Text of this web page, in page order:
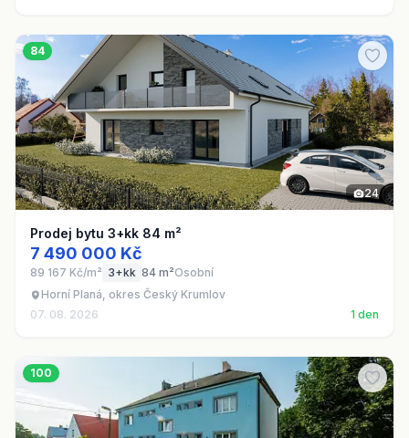
84
24
Prodej bytu 3+kk 84 m²
7 490 000 Kč
89 167 Kč/m² 3+kk 84 m²Osobní
Horní Planá, okres Český Krumlov
07. 08. 2026
1 den
100